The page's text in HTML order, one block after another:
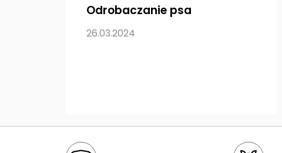
Odrobaczanie psa
26.03.2024